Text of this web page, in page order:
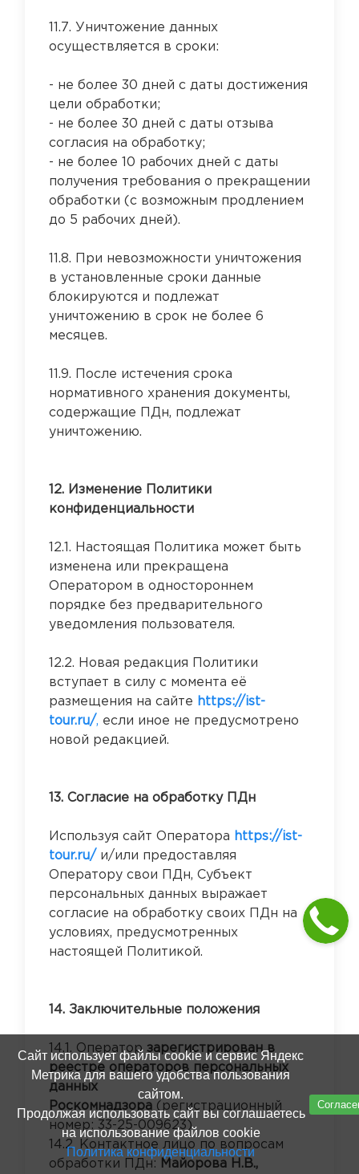
11.7. Уничтожение данных
осуществляется в сроки:
- не более 30 дней с даты достижения
цели обработки;
- не более 30 дней с даты отзыва
согласия на обработку;
- не более 10 рабочих дней с даты
получения требования о прекращении
обработки (с возможным продлением
до 5 рабочих дней).
11.8. При невозможности уничтожения
в установленные сроки данные
блокируются и подлежат
уничтожению в срок не более 6
месяцев.
11.9. После истечения срока
нормативного хранения документы,
содержащие ПДн, подлежат
уничтожению.
12. Изменение Политики
конфиденциальности
12.1. Настоящая Политика может быть
изменена или прекращена
Оператором в одностороннем
порядке без предварительного
уведомления пользователя.
12.2. Новая редакция Политики
вступает в силу с момента её
размещения на сайте https://ist-
tour.ru/, если иное не предусмотрено
новой редакцией.
13. Согласие на обработку ПДн
Используя сайт Оператора https://ist-
tour.ru/ и/или предоставляя
Оператору свои ПДн, Субъект
персональных данных выражает
согласие на обработку своих ПДн на
условиях, предусмотренных
настоящей Политикой.
14. Заключительные положения
14.1. Оператор зарегистрирован в
реестре операторов персональных
данных
Роскомнадзора (регистрационный
номер: 33-25-009623).
14.2. Контактное лицо по вопросам
обработки ПДн:
Майорова Н.В.,
Сайт использует файлы cookie и сервис Яндекс
Метрика для вашего удобства пользования
сайтом.
Продолжая использовать сайт вы соглашаетесь
на использование файлов cookie
Политика конфиденциальности